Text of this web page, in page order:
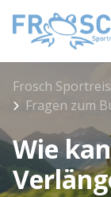
Frosch
Fragen zum
Wie